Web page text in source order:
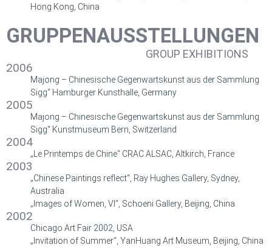
Hong Kong, China
GRUPPENAUSSTELLUNGEN
GROUP EXHIBITIONS
2006
Majong – Chinesische Gegenwartskunst aus der Sammlung
Sigg“ Hamburger Kunsthalle, Germany
2005
Majong – Chinesische Gegenwartskunst aus der Sammlung
Sigg“ Kunstmuseum Bern, Switzerland
2004
„Le Printemps de Chine“ CRAC ALSAC, Altkirch, France
2003
„Chinese Paintings reflect“, Ray Hughes Gallery, Sydney,
Australia
„Images of Women, VI“, Schoeni Gallery, Beijing, China
2002
Chicago Art Fair 2002, USA
„Invitation of Summer“, YanHuang Art Museum, Beijing, China